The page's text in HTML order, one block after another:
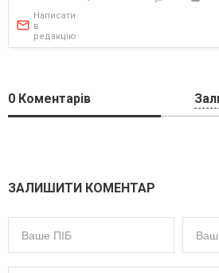
Написати
в
редакцію
0 Коментарів
ЗАЛИШИТИ КОМЕНТАР